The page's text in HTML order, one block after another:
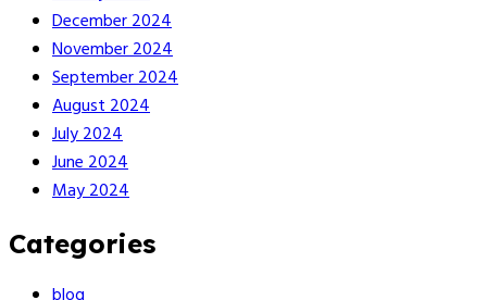
December 2024
November 2024
September 2024
August 2024
July 2024
June 2024
May 2024
Categories